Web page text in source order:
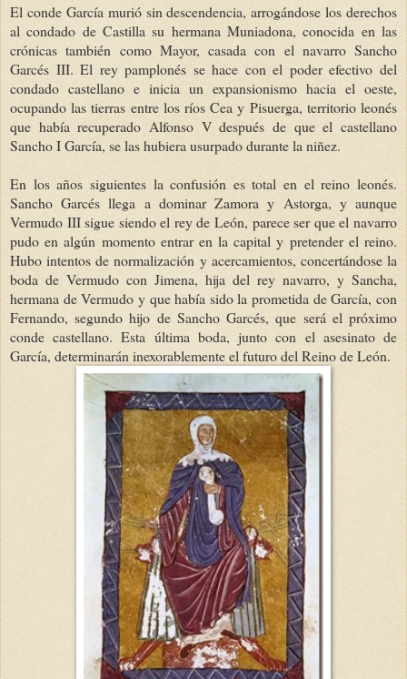
El conde García murió sin descendencia, arrogándose los derechos
al condado de Castilla su hermana Muniadona, conocida en las
crónicas también como Mayor, casada con el navarro Sancho
Garcés III. El rey pamplonés se hace con el poder efectivo del
condado castellano e inicia un expansionismo hacia el oeste,
ocupando las tierras entre los ríos Cea y Pisuerga, territorio leonés
que había recuperado Alfonso V después de que el castellano
Sancho I García, se las hubiera usurpado durante la niñez.
En los años siguientes la confusión es total en el reino leonés.
Sancho Garcés llega a dominar Zamora y Astorga, y aunque
Vermudo III sigue siendo el rey de León, parece ser que el navarro
pudo en algún momento entrar en la capital y pretender el reino.
Hubo intentos de normalización y acercamientos, concertándose la
boda de Vermudo con Jimena, hija del rey navarro, y Sancha,
hermana de Vermudo y que había sido la prometida de García, con
Fernando, segundo hijo de Sancho Garcés, que será el próximo
conde castellano. Esta última boda, junto con el asesinato de
García, determinarán inexorablemente el futuro del Reino de León.